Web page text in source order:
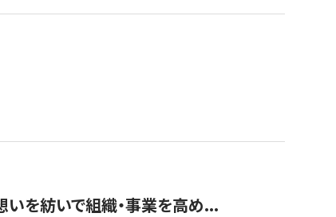
いを紡いで組織・事業を高め...